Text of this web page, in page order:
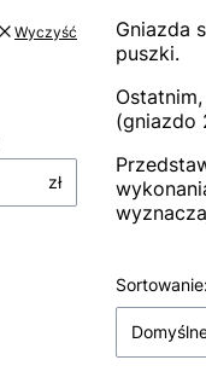
Wyczyść
zł
Gniazda
puszki.
(gniazdo
Lista
Sortowanie: